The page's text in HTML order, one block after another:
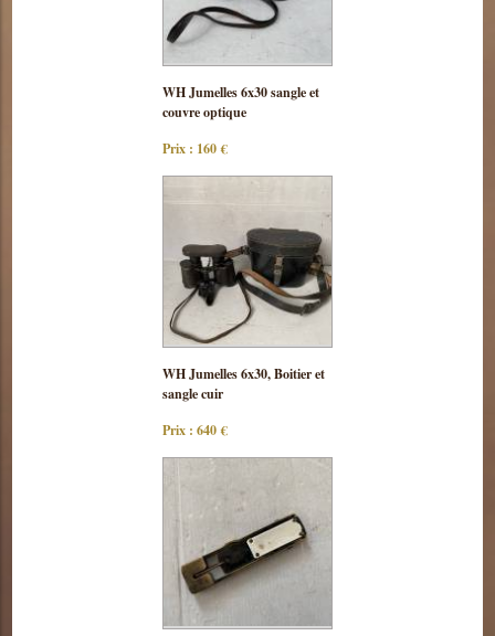
Consulter
cette pièce
WH Jumelles 6x30 sangle et
couvre optique
Prix : 160 €
Consulter
cette pièce
WH Jumelles 6x30, Boitier et
sangle cuir
Prix : 640 €